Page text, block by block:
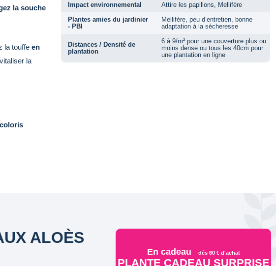
la souche
la touffe en
la
Impact environnemental
Attire les papillons, Mellifère
Plantes amies du jardinier
- PBI
Mellifère, peu d’entretien, bonne
adaptation à la sécheresse
Distances / Densité de
plantation
6 à 9/m² pour une couverture plus ou
moins dense ou tous les 40cm pour
une plantation en ligne
ALOÈS
En cadeau dès 60 € d'achat
PLANTE CADEAU SURPRISE